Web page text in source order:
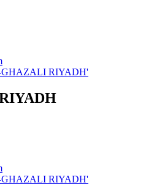
GHAZALI RIYADH'
GHAZALI RIYADH'